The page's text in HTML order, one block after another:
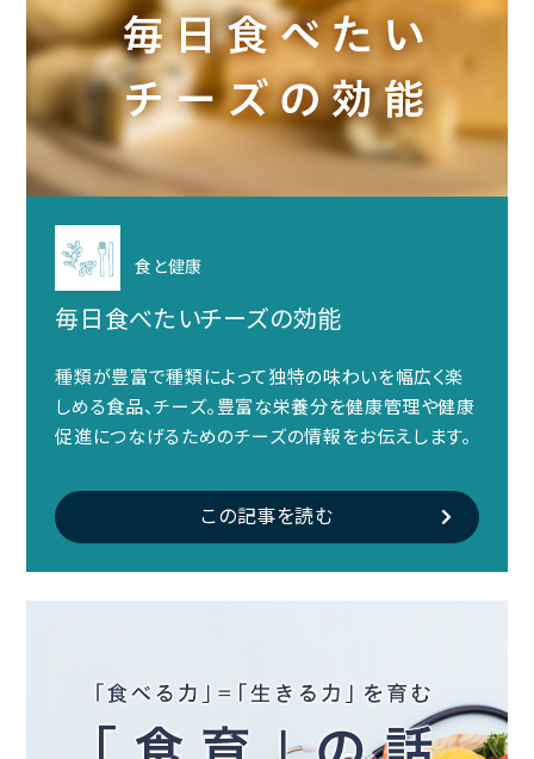
食と健康
毎日食べたいチーズの効能
種類が豊富で種類によって独特の味わいを幅広く楽
しめる食品、チーズ。豊富な栄養分を健康管理や健康
促進につなげるためのチーズの情報をお伝えします。
この記事を読む